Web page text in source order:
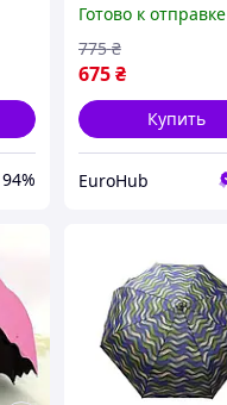
94%
карбоновых спиц
Красный
Готово к отправке
675 ₴
775 ₴
Купить
EuroHub